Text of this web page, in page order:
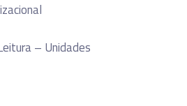
– Unidades